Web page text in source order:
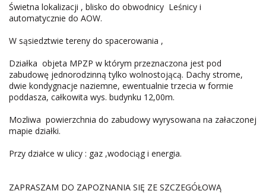
Świetna lokalizacji , blisko do obwodnicy Leśnicy i
automatycznie do AOW.
W sąsiedztwie tereny do spacerowania ,
Działka objeta MPZP w którym przeznaczona jest pod
zabudowę jednorodzinną tylko wolnostojącą. Dachy strome,
dwie kondygnacje naziemne, ewentualnie trzecia w formie
poddasza, całkowita wys. budynku 12,00m.
Mozliwa powierzchnia do zabudowy wyrysowana na załaczonej
mapie działki.
Przy działce w ulicy : gaz ,wodociąg i energia.
ZAPRASZAM DO ZAPOZNANIA SIĘ ZE SZCZEGÓŁOWĄ